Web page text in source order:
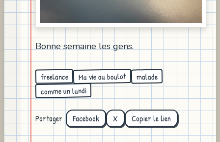
Bonne semaine les gens.
freelance Ma vie au boulot malade
comme un lundi
Partager : Facebook X Copier le lien